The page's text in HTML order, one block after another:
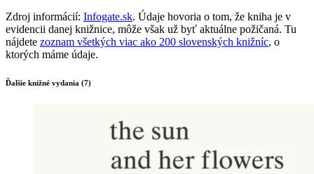
Zdroj informácií: Infogate.sk. Údaje hovoria o tom, že kniha je v
evidencii danej knižnice, môže však už byť aktuálne požičaná. Tu
nájdete zoznam všetkých viac ako 200 slovenských knižníc, o
ktorých máme údaje.
Ďalšie knižné vydania (7)